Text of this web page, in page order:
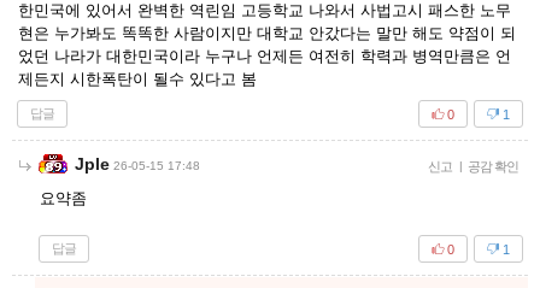
한민국에 있어서 완벽한 역린임 고등학교 나와서 사법고시 패스한 노무
현은 누가봐도 똑똑한 사람이지만 대학교 안갔다는 말만 해도 약점이 되
었던 나라가 대한민국이라 누구나 언제든 여전히 학력과 병역만큼은 언
제든지 시한폭탄이 될수 있다고 봄
답글 1
0
Jple 26-05-15 17:48 신고 | 공감 확인
요약좀
답글 1
0